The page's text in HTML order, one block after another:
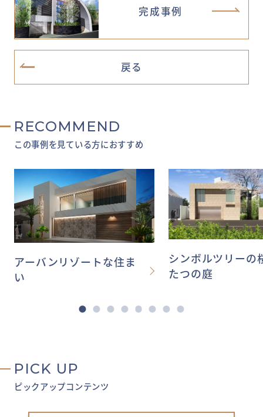
完成事例
戻る
RECOMMEND
この事例を見ている方におすすめ
アーバンリゾートな住ま
い
シンボルツリーの
たつの庭
PICK UP
ピックアップコンテンツ